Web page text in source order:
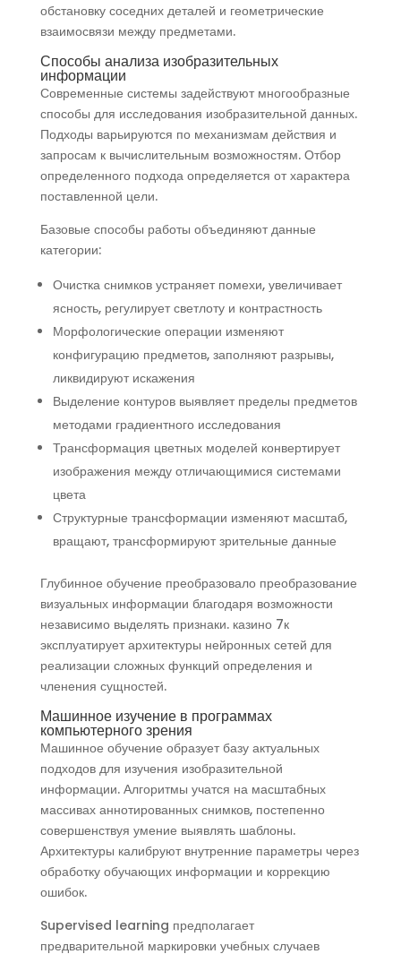
обстановку соседних деталей и геометрические
взаимосвязи между предметами.
Способы анализа изобразительных
информации
Современные системы задействуют многообразные
способы для исследования изобразительной данных.
Подходы варьируются по механизмам действия и
запросам к вычислительным возможностям. Отбор
определенного подхода определяется от характера
поставленной цели.
Базовые способы работы объединяют данные
категории:
Очистка снимков устраняет помехи, увеличивает
ясность, регулирует светлоту и контрастность
Морфологические операции изменяют
конфигурацию предметов, заполняют разрывы,
ликвидируют искажения
Выделение контуров выявляет пределы предметов
методами градиентного исследования
Трансформация цветных моделей конвертирует
изображения между отличающимися системами
цвета
Структурные трансформации изменяют масштаб,
вращают, трансформируют зрительные данные
Глубинное обучение преобразовало преобразование
визуальных информации благодаря возможности
независимо выделять признаки. казино 7к
эксплуатирует архитектуры нейронных сетей для
реализации сложных функций определения и
членения сущностей.
Машинное изучение в программах
компьютерного зрения
Машинное обучение образует базу актуальных
подходов для изучения изобразительной
информации. Алгоритмы учатся на масштабных
массивах аннотированных снимков, постепенно
совершенствуя умение выявлять шаблоны.
Архитектуры калибруют внутренние параметры через
обработку обучающих информации и коррекцию
ошибок.
Supervised learning предполагает
предварительной маркировки учебных случаев